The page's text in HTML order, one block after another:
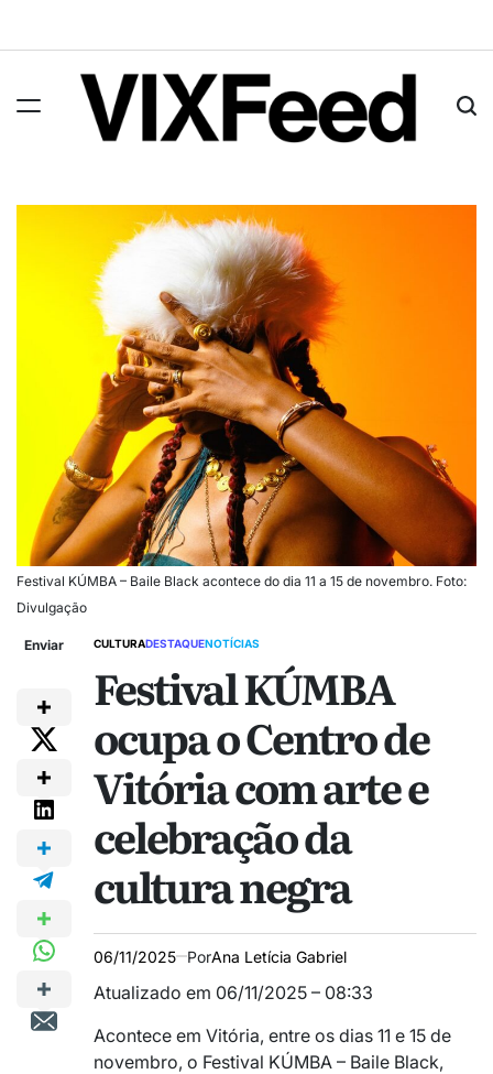
Festival KÚMBA – Baile Black acontece do dia 11 a 15 de novembro. Foto:
Divulgação
Enviar CULTURADESTAQUENOTÍCIAS
Festival KÚMBA
ocupa o Centro de
Vitória com arte e
celebração da
cultura negra
06/11/2025 PorAna Letícia Gabriel
Atualizado em 06/11/2025 – 08:33
Acontece em Vitória, entre os dias 11 e 15 de
novembro, o Festival KÚMBA – Baile Black,